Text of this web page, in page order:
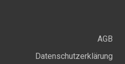
AGB
Datenschutzerklärung